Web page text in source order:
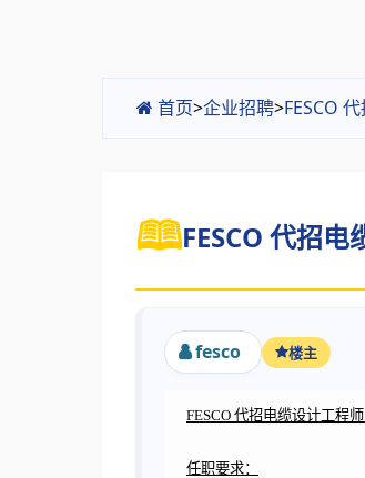
首页>企业招聘>FESCO
FESCO 代招
fesco 楼主
FESCO 代招电缆设计工程
任职要求：